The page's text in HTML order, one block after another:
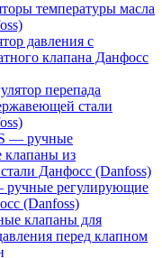
температуры масла
давления с
клапана Данфосс
перепада
стали
— ручные
клапаны из
Данфосс (Danfoss)
регулирующие
(Danfoss)
клапаны для
перед клапном